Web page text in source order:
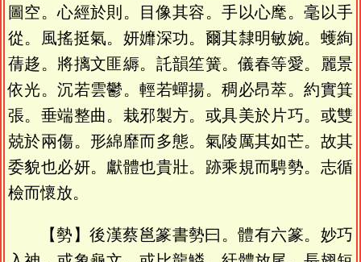
圖空。心經於則。目像其容。手以心麾。毫以手
從。風搖挺氣。妍孊深功。爾其隸明敏婉。蠖絢
蒨趍。將摛文匪縟。託韻笙簧。儀春等愛。麗景
依光。沉若雲鬱。輕若蟬揚。稠必昂萃。約實箕
張。垂端整曲。栽邪製方。或具美於片巧。或雙
兢於兩傷。形綿靡而多態。氣陵厲其如芒。故其
委貌也必妍。獻體也貴壯。跡乘規而騁勢。志循
檢而懷放。
【勢】後漢蔡邕篆書勢曰。體有六篆。妙巧